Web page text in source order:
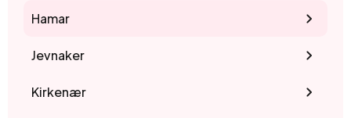
Hamar
Jevnaker
Kirkenær